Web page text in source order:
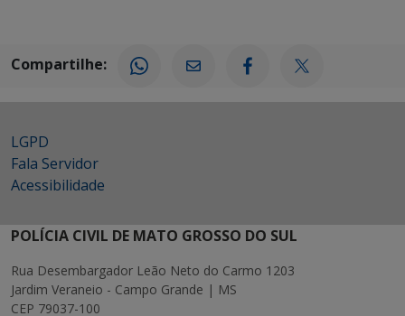
Compartilhe:
LGPD
Fala Servidor
Acessibilidade
POLÍCIA CIVIL DE MATO GROSSO DO SUL
Rua Desembargador Leão Neto do Carmo 1203
Jardim Veraneio - Campo Grande | MS
CEP 79037-100